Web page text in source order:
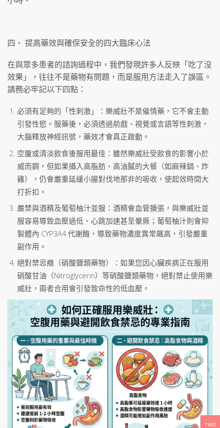
四、 提高藥效與確保安全的四大臨床心法
在與眾多患者的諮詢過程中，我們發現許多人反映「吃了沒
效果」，往往不是藥物有問題，而是服用方法走入了誤區。
請務必牢記以下四點：
必須有足夠的「性刺激」：樂威壯不是催情藥，它不會主動
引發性慾。服藥後，必須透過前戲、視覺或言語等性刺激，
大腦釋放神經訊號，藥效才會真正啟動。
空腹或清淡飲食後服用最佳：雖然樂威壯受飲食的影響小於
威而鋼，但如果攝入高脂肪、高油膩的大餐（如麻辣鍋、炸
雞），仍會嚴重延緩小腸對伐地那非的吸收，使起效時間大
打折扣。
嚴禁與酒精及葡萄柚汁並服：酒精會血管擴張，與樂威壯並
服容易導致血壓過低、心跳加速甚至暈厥；葡萄柚汁則會抑
製體內 CYP3A4 代謝酶，導致藥物濃度異常飆高，引發嚴重
副作用。
絕對禁忌癥（硝酸鹽類藥物）：如果您因心臟疾病正在服用
硝酸甘油（Nitroglycerin）等硝酸鹽類藥物，絕對禁止使用樂
威壯，兩者合用會引發致命性的低血壓。
TWD